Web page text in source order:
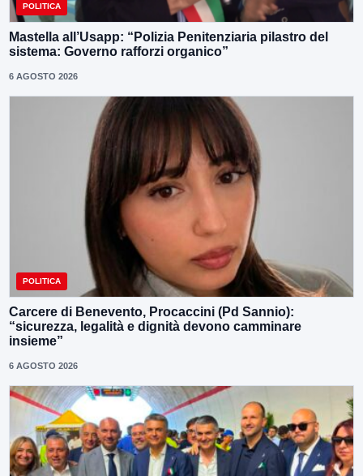
POLITICA
Mastella all’Usapp: “Polizia Penitenziaria pilastro del
sistema: Governo rafforzi organico”
6 AGOSTO 2026
POLITICA
Carcere di Benevento, Procaccini (Pd Sannio):
“sicurezza, legalità e dignità devono camminare
insieme”
6 AGOSTO 2026